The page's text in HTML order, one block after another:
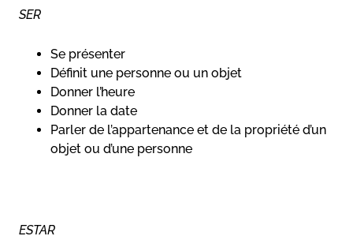
SER
Se présenter
Définit une personne ou un objet
Donner l’heure
Donner la date
Parler de l’appartenance et de la propriété d’un
objet ou d’une personne
ESTAR